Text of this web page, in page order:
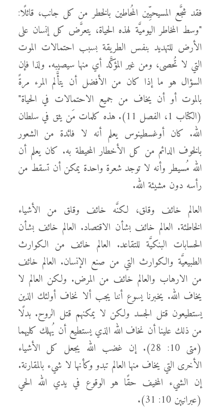
فقد شجَّع المسيحيِّين المُحاطين بالخطر من كل جانب، قائلًا:
"وسط المخاطر اليوميَّة لهذه الحياة، يتعرَّض كل إنسان على
الأرض للتهديد بنفس الطريقة بسبب احتمالات الموت
التي لا تُحصى، ومن غير المؤكَّد أي منها سيصيبه. ولذا فإن
السؤال هو ما إذا كان من الأفضل أن يتأَّلم المرء مرةً
بالموت أو أن يخاف من جميع الاحتمالات في الحياة"
(الكتاب 1، الفصل 11). هذه كلمات مَن يثق في سلطان
الله. كان أوغسطينوس يعلم أنه لا فائدة من الشعور
بالخوف الدائم من كل الأخطار المحيطة به. كان يعلم أن
الله مُسيطر وأنه لا توجد شعرة واحدة يمكن أن تسقط من
رأسه دون مشيئة الله.
العالم خائف وقلق، لكنَّه خائف وقلق من الأشياء
الخاطئة. العالم خائف بشأن الاقتصاد. العالم خائف بشأن
الحسابات البنكيَّة للتقاعد. العالم خائف من الكوارث
الطبيعيَّة والكوارث التي من صنع الإنسان. العالم خائف
من الارهاب والعالم خائف من المرض. ولكن العالم لا
يخاف الله. يخبرنا يسوع أننا يجب ألا نخاف أولئك الذين
يستطيعون قتل الجسد ولكن لا يمكنهم قتل الروح. بدلًا
من ذلك علينا أن نخاف الله الذي يستطيع أن يُهلك كليهما
(متى 10: 28). إن غضب الله يجعل كل الأشياء
الأخرى التي يخاف منها العالم تبدو وكأنها لا شيء بالمقارنة.
إن الشيء المخيف حقًا هو الوقوع في يدي الله الحي
(عبرانيين 10: 31).